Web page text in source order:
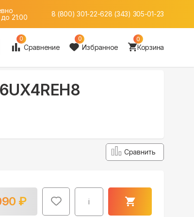
21:00
8 (800) 301-22-628 (343) 305-01-23
0
Сравнение
0
Избранное
0
Корзина
Сравнить
₽ i